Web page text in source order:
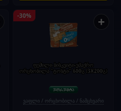
-30% +
ფემილი ბისკვიტი-უშაქრო
ორცხობილა "ტოსტი" 600გ (3X200გ)
ვაფლი / ორცხობილა / ნამცხვარი